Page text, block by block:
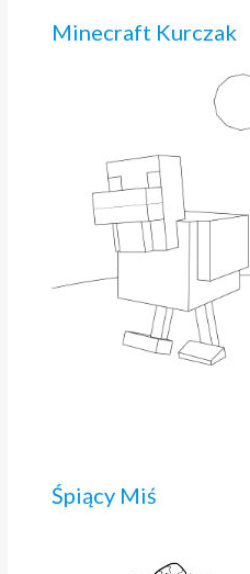
Minecraft Kurczak
Śpiący Miś